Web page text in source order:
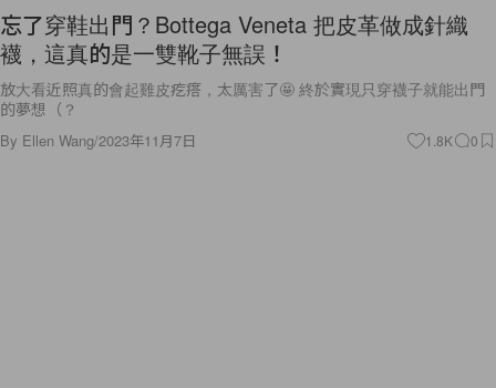
忘了穿鞋出門？Bottega Veneta 把皮革做成針織
襪，這真的是一雙靴子無誤！
放大看近照真的會起雞皮疙瘩，太厲害了🤩 終於實現只穿襪子就能出門
的夢想（？
By Ellen Wang/2023年11月7日 1.8K 0